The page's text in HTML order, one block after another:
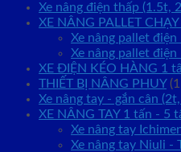
Xe nâng điện thấp (1.5t,
XE NÂNG PALLET
Xe nâng pallet
Xe nâng pallet
XE ĐIỆN KÉO HÀNG 1
THIẾT BỊ NÂNG PHUY
Xe nâng tay - gắn cân
XE NÂNG TAY 1 tấn - 5
Xe nâng tay
Xe nâng tay Niuli -